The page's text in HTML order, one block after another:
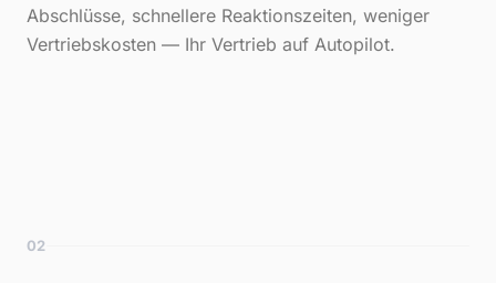
Abschlüsse, schnellere Reaktionszeiten, weniger
Vertriebskosten — Ihr Vertrieb auf Autopilot.
02